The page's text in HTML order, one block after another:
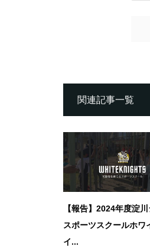
関連記事一覧
【報告】2024年度淀
スポーツスクールホワ
イ...